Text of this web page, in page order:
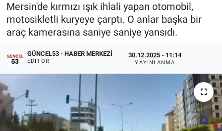
Mersin'de kırmızı ışık ihlali yapan otomobil,
motosikletli kuryeye çarptı. O anlar başka bir
araç kamerasına saniye saniye yansıdı.
GÜNCEL53 - HABER MERKEZI
EDITÖR
30.12.2025 - 11:14
YAYINLANMA